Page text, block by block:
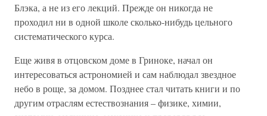
Блэка, а не из его лекций. Прежде он никогда не
проходил ни в одной школе сколько-нибудь цельного
систематического курса.
Еще живя в отцовском доме в Гриноке, начал он
интересоваться астрономией и сам наблюдал звездное
небо в роще, за домом. Позднее стал читать книги и по
другим отраслям естествознания – физике, химии,